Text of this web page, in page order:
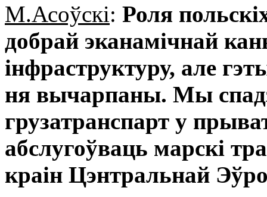
М.Асоўскі: Роля
добрай эканамічнай
інфраструктуру, але
ня вычарпаны. Мы
грузатранспарт у
абслугоўваць марскі
краін Цэнтральнай